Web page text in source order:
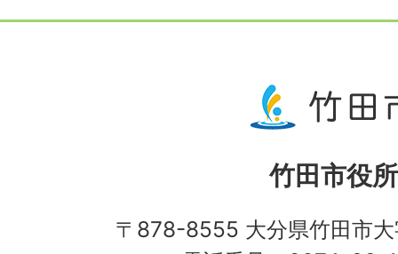
竹田市役所
〒878-8555 大分県竹田市